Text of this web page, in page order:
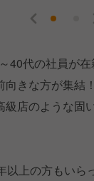
代の社員が在
きな方が集結！
店のような固
上の方もいら